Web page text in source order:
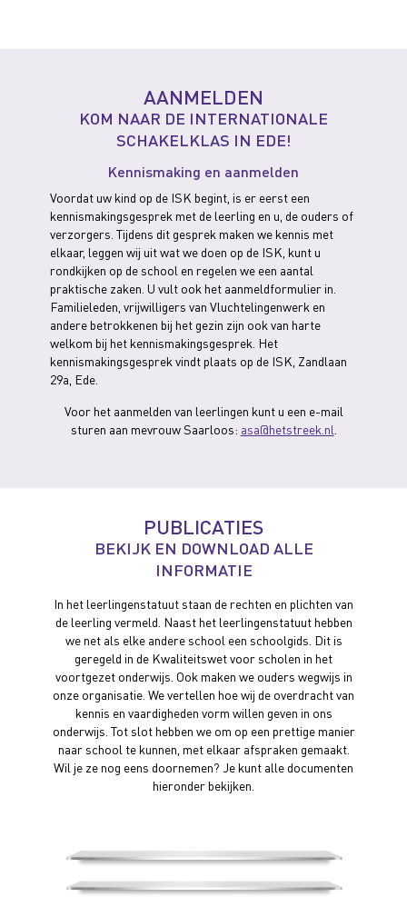
AANMELDEN
KOM NAAR DE INTERNATIONALE
SCHAKELKLAS IN EDE!
Kennismaking en aanmelden
Voordat uw kind op de ISK begint, is er eerst een
kennismakingsgesprek met de leerling en u, de ouders of
verzorgers. Tijdens dit gesprek maken we kennis met
elkaar, leggen wij uit wat we doen op de ISK, kunt u
rondkijken op de school en regelen we een aantal
praktische zaken. U vult ook het aanmeldformulier in.
Familieleden, vrijwilligers van Vluchtelingenwerk en
andere betrokkenen bij het gezin zijn ook van harte
welkom bij het kennismakingsgesprek. Het
kennismakingsgesprek vindt plaats op de ISK, Zandlaan
29a, Ede.
Voor het aanmelden van leerlingen kunt u een e-mail
sturen aan mevrouw Saarloos: asa@hetstreek.nl
PUBLICATIES
BEKIJK EN DOWNLOAD ALLE
INFORMATIE
In het leerlingenstatuut staan de rechten en plichten van
de leerling vermeld. Naast het leerlingenstatuut hebben
we net als elke andere school een schoolgids. Dit is
geregeld in de Kwaliteitswet voor scholen in het
voortgezet onderwijs. Ook maken we ouders wegwijs in
onze organisatie. We vertellen hoe wij de overdracht van
kennis en vaardigheden vorm willen geven in ons
onderwijs. Tot slot hebben we om op een prettige manier
naar school te kunnen, met elkaar afspraken gemaakt.
Wil je ze nog eens doornemen? Je kunt alle documenten
hieronder bekijken.